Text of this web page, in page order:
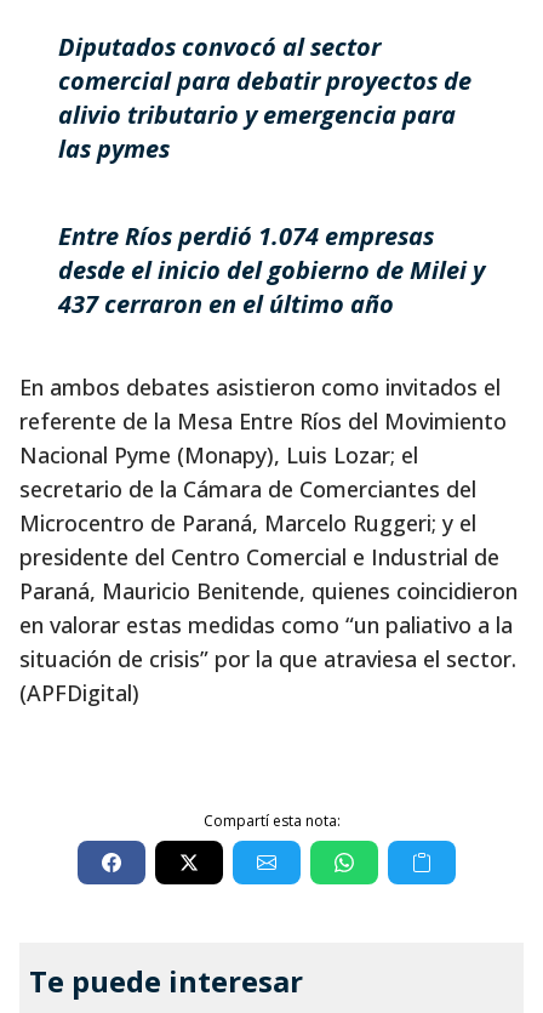
Diputados convocó al sector
comercial para debatir proyectos de
alivio tributario y emergencia para
las pymes
Entre Ríos perdió 1.074 empresas
desde el inicio del gobierno de Milei y
437 cerraron en el último año
En ambos debates asistieron como invitados el
referente de la Mesa Entre Ríos del Movimiento
Nacional Pyme (Monapy), Luis Lozar; el
secretario de la Cámara de Comerciantes del
Microcentro de Paraná, Marcelo Ruggeri; y el
presidente del Centro Comercial e Industrial de
Paraná, Mauricio Benitende, quienes coincidieron
en valorar estas medidas como “un paliativo a la
situación de crisis” por la que atraviesa el sector.
(APFDigital)
Compartí esta nota:
Te puede interesar